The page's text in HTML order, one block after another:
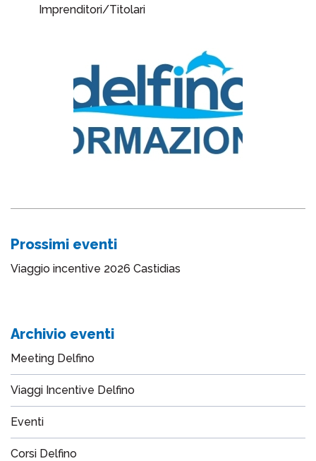
Imprenditori/Titolari
Prossimi eventi
Viaggio incentive 2026 Castidias
Archivio eventi
Meeting Delfino
Viaggi Incentive Delfino
Eventi
Corsi Delfino